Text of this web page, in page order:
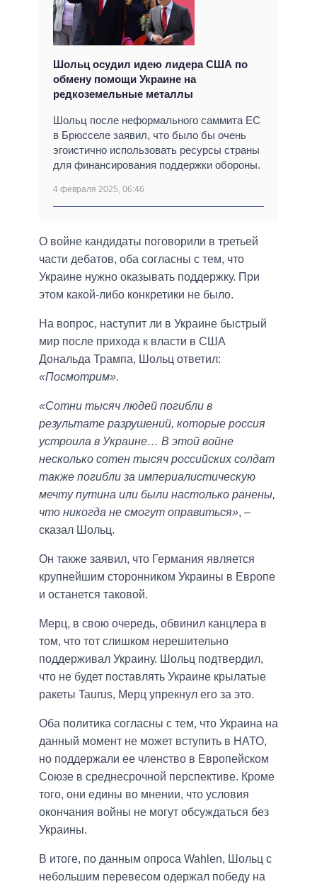
Шольц осудил идею лидера США по
обмену помощи Украине на
редкоземельные металлы
Шольц после неформального саммита ЕС
в Брюсселе заявил, что было бы очень
эгоистично использовать ресурсы страны
для финансирования поддержки обороны.
4 февраля 2025, 06:46
О войне кандидаты поговорили в третьей
части дебатов, оба согласны с тем, что
Украине нужно оказывать поддержку. При
этом какой-либо конкретики не было.
На вопрос, наступит ли в Украине быстрый
мир после прихода к власти в США
Дональда Трампа, Шольц ответил:
«Посмотрим».
«Сотни тысяч людей погибли в
результате разрушений, которые россия
устроила в Украине… В этой войне
несколько сотен тысяч российских солдат
также погибли за империалистическую
мечту путина или были настолько ранены,
что никогда не смогут оправиться», –
сказал Шольц.
Он также заявил, что Германия является
крупнейшим сторонником Украины в Европе
и останется таковой.
Мерц, в свою очередь, обвинил канцлера в
том, что тот слишком нерешительно
поддерживал Украину. Шольц подтвердил,
что не будет поставлять Украине крылатые
ракеты Taurus, Мерц упрекнул его за это.
Оба политика согласны с тем, что Украина на
данный момент не может вступить в НАТО,
но поддержали ее членство в Европейском
Союзе в среднесрочной перспективе. Кроме
того, они едины во мнении, что условия
окончания войны не могут обсуждаться без
Украины.
В итоге, по данным опроса Wahlen, Шольц с
небольшим перевесом одержал победу на